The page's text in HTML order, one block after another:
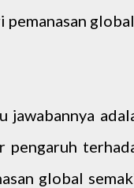
jawabannya
pengaruh
global